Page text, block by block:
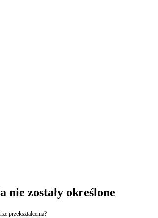
nie zostały określone
przekształcenia?